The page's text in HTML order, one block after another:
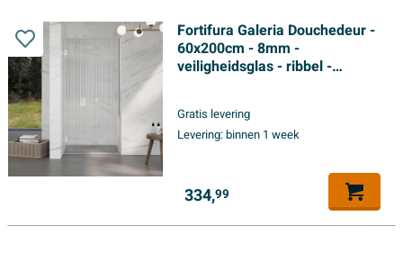
Fortifura Galeria Douchedeur -
60x200cm - 8mm -
veiligheidsglas - ribbel -
Gratis levering
Levering:binnen 1 week
334,99